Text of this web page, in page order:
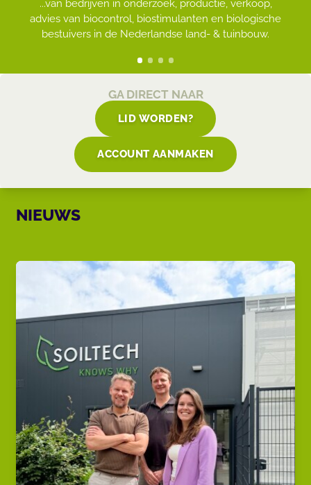
...van bedrijven in onderzoek, productie, verkoop,
advies van biocontrol, biostimulanten en biologische
bestuivers in de Nederlandse land- & tuinbouw.
Samen met onze leden werken wij aan een gezonde
plant, door weerbare planten en teeltsystemen te
ontwikkelen.
...vormen sinds velen jaren het ruggegraat voor een
geintegreerd systeem in veel teelten.
Met modernen en duurzame middelen en
methodieken dragen wij bij aan de transitie van de land-
en tuinbouw
GA DIRECT NAAR
LID WORDEN?
ACCOUNT AANMAKEN
NIEUWS